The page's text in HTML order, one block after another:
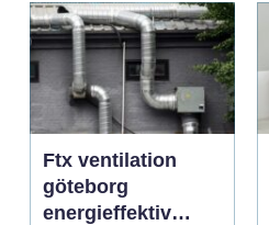
Ftx ventilation
göteborg
energieffektiv